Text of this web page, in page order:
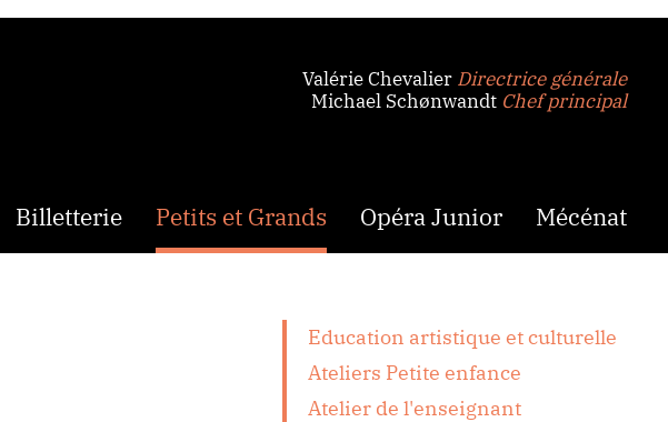
Valérie Chevalier Directrice générale
Michael Schønwandt Chef principal
Billetterie Petits et Grands Opéra Junior Mécénat
Education artistique et culturelle
Ateliers Petite enfance
Atelier de l'enseignant